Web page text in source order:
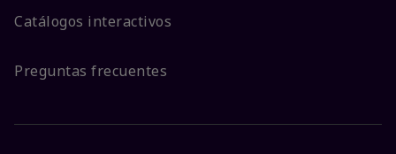
Catálogos interactivos
Preguntas frecuentes